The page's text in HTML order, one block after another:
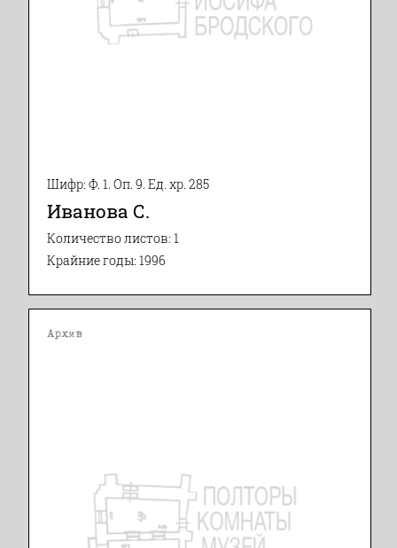
Шифр: Ф. 1. Оп. 9. Ед. хр. 285
Иванова С.
Количество листов: 1
Крайние годы: 1996
Архив